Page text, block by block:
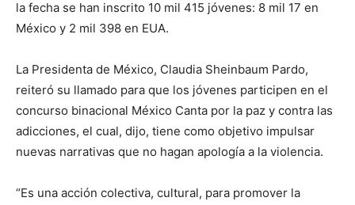
la fecha se han inscrito 10 mil 415 jóvenes: 8 mil 17 en
México y 2 mil 398 en EUA.
La Presidenta de México, Claudia Sheinbaum Pardo,
reiteró su llamado para que los jóvenes participen en el
concurso binacional México Canta por la paz y contra las
adicciones, el cual, dijo, tiene como objetivo impulsar
nuevas narrativas que no hagan apología a la violencia.
“Es una acción colectiva, cultural, para promover la